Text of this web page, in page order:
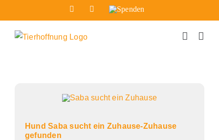
Inhalt
springen
FacebookInstagram
Spenden
Hund Saba sucht ein Zuhause-Zuhause
gefunden